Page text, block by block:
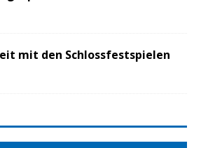
mit den Schlossfestspielen